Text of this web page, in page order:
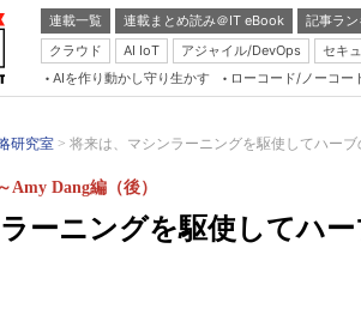
連載一覧 連載まとめ読み＠IT eBook 記事ラ
クラウド
AI IoT アジャイル/DevOps セキ
AIを作り動かし守り生かす ローコード/ノーコー
研究室 将来は、マシンラーニングを駆使してハーブ
ーニングを駆使してハ
Amy Dang編（後）